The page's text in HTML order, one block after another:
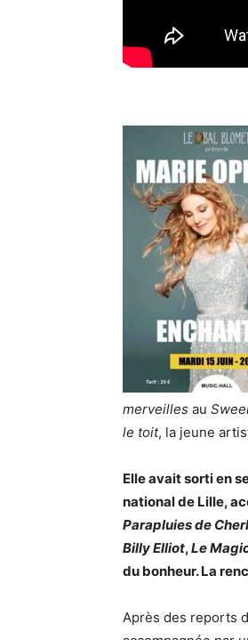
merveilles au
le toit, la jeune
Elle avait sorti en
national de Lille,
Parapluies de
Billy Elliot,Le
du bonheur. La
Après des reports